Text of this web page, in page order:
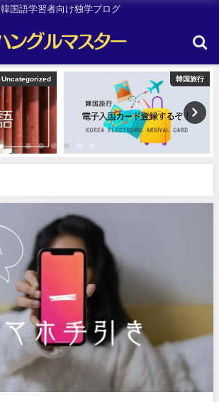
韓国語学習者向け独学ブログ
Uncategorized 韓国旅行